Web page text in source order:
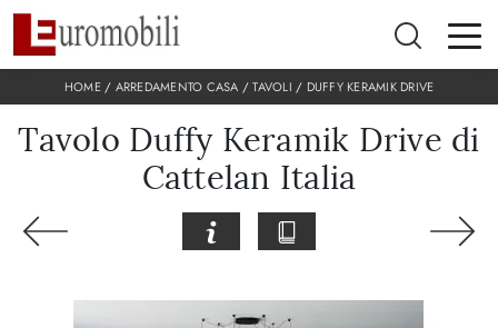
HOME/ ARREDAMENTO CASA /TAVOLI / DUFFY KERAMIK DRIVE
Tavolo Duffy Keramik Drive di
Cattelan Italia